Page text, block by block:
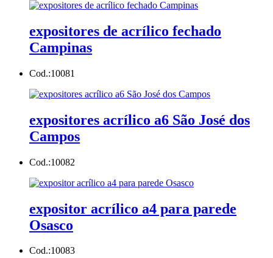
expositores de acrílico fechado
Campinas
Cod.:10081
expositores acrílico a6 São José dos
Campos
Cod.:10082
expositor acrílico a4 para parede
Osasco
Cod.:10083